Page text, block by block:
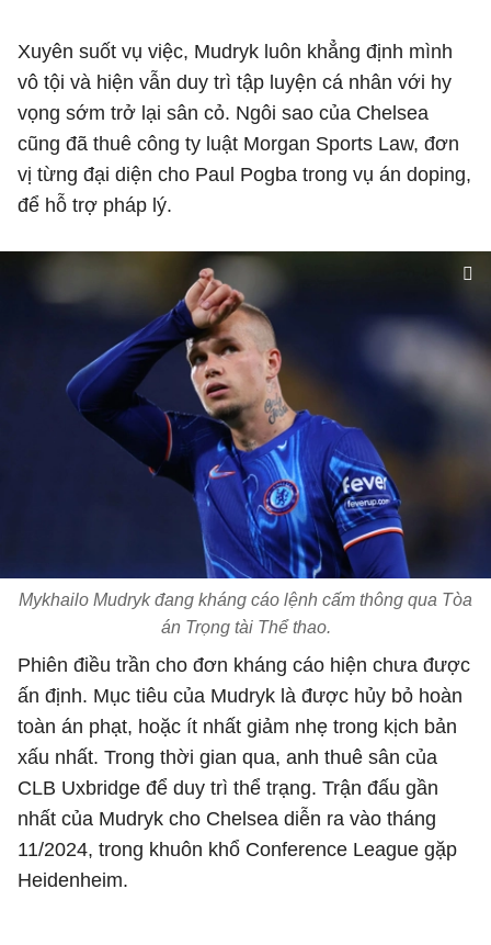
Xuyên suốt vụ việc, Mudryk luôn khẳng định mình
vô tội và hiện vẫn duy trì tập luyện cá nhân với hy
vọng sớm trở lại sân cỏ. Ngôi sao của Chelsea
cũng đã thuê công ty luật Morgan Sports Law, đơn
vị từng đại diện cho Paul Pogba trong vụ án doping,
để hỗ trợ pháp lý.
Mykhailo Mudryk đang kháng cáo lệnh cấm thông qua Tòa
án Trọng tài Thể thao.
Phiên điều trần cho đơn kháng cáo hiện chưa được
ấn định. Mục tiêu của Mudryk là được hủy bỏ hoàn
toàn án phạt, hoặc ít nhất giảm nhẹ trong kịch bản
xấu nhất. Trong thời gian qua, anh thuê sân của
CLB Uxbridge để duy trì thể trạng. Trận đấu gần
nhất của Mudryk cho Chelsea diễn ra vào tháng
11/2024, trong khuôn khổ Conference League gặp
Heidenheim.